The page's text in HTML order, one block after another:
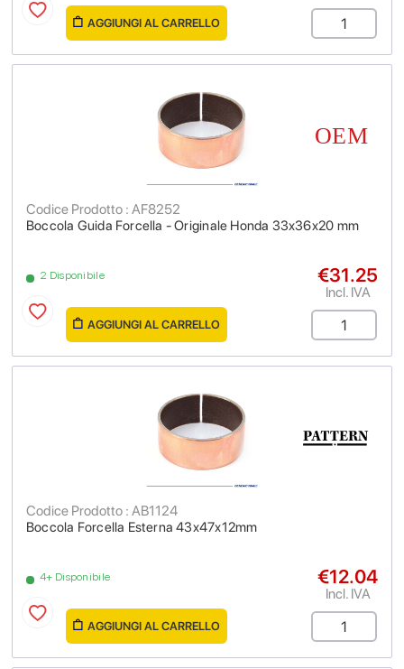
AGGIUNGI AL CARRELLO
Boccola Guida Forcella - Originale Honda 33x36x20 mm
Codice Prodotto : AF8252
2 Disponibile €31.25
Incl. IVA
AGGIUNGI AL CARRELLO
Boccola Forcella Esterna 43x47x12mm
Codice Prodotto : AB1124
4+ Disponibile €12.04
Incl. IVA
AGGIUNGI AL CARRELLO